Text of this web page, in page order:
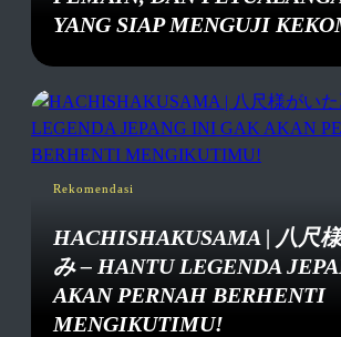
YANG SIAP MENGUJI
Rekomendasi
HACHISHAKUSAMA | 八尺
み – HANTU LEGENDA
AKAN PERNAH BERHENTI
MENGIKUTIMU!